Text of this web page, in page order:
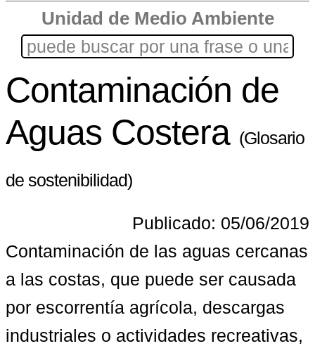
Unidad de Medio Ambiente
Contaminación de
Aguas Costera (Glosario
de sostenibilidad)
Publicado: 05/06/2019
Contaminación de las aguas cercanas
a las costas, que puede ser causada
por escorrentía agrícola, descargas
industriales o actividades recreativas,